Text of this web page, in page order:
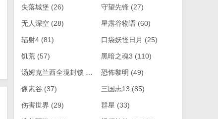
失落城堡 (26) 守望先锋 (27)
无人深空(28) 星露谷物语 (60)
辐射4(81) 口袋妖怪日月 (25)
饥荒(57) 黑暗之魂3 (110)
汤姆克兰西全境封锁 恐怖黎明 (49)
像素谷 (37) 三国志13 (85)
伤害世界 (29) 群星 (33)